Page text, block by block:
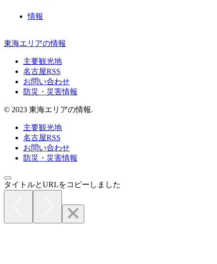
情報
東海エリアの情報
主要観光地
名古屋RSS
お問い合わせ
防災・災害情報
© 2023 東海エリアの情報.
主要観光地
名古屋RSS
お問い合わせ
防災・災害情報
タイトルとURLをコピーしました